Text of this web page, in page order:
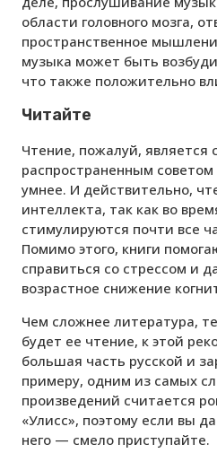
области головного мозга,
пространственное
музыка может быть
что также положительно
Читайте
Чтение, пожалуй, является
распространенным советом
умнее. И действительно,
интеллекта, так как во
стимулируются почти все
Помимо этого, книги
справиться со стрессом и
возрастное снижение
Чем сложнее литература,
будет ее чтение, к этой
большая часть русской и
примеру, одним из самых
произведений считается
«Улисс», поэтому если вы
него — смело приступайте.